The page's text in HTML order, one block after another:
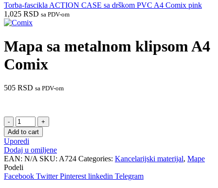
Torba-fascikla ACTION CASE sa drškom PVC A4 Comix pink
1,025 RSD sa PDV-om
Mapa sa metalnom klipsom A4
Comix
505 RSD sa PDV-om
Mapa
sa
metalnom
klipsom
A4
Comix
quantity
Add to cart
Uporedi
Dodaj u omiljene
EAN: N/A SKU: A724 Categories: Kancelarijski materijal, Mape
Podeli
Facebook Twitter Pinterest linkedin Telegram